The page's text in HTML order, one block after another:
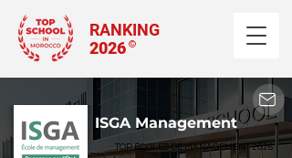
RANKING
2026 ©
ISGA Management
TOP ÉCOLES DE MANAGEMENT 2026